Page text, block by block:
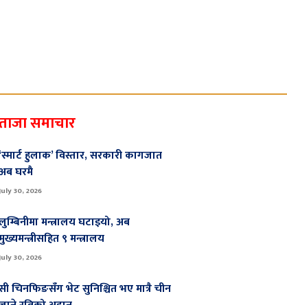
समाचार
‘स्मार्ट हुलाक’ विस्तार, सरकारी कागजात
घरमै
30, 2026
मन्त्रालय घटाइयो, अब
९ मन्त्रालय
30, 2026
चिनफिङसँग भेट सुनिश्चित भए मात्रै चीन